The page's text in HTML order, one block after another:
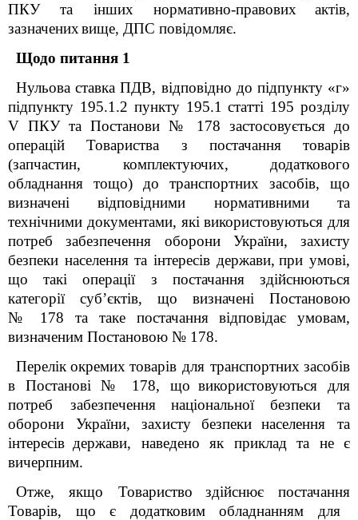
ПКУта інших нормативно-правових
актів,
зазначенихвище, ДПС повідомляє.
Щодо питання 1
Нульова ставка ПДВ, відповідно до підпункту «г»
підпункту 195.1.2 пункту 195.1 статті 195 розділу
V ПКУ та Постанови № 178 застосовується до
операцій Товариства з постачання товарів
(запчастин, комплектуючих, додаткового
обладнання тощо) до транспортних засобів, що
визначені відповідними нормативними та
технічними документами, які використовуються для
потреб забезпечення оборони України, захисту
безпеки населення та інтересів держави, при умові,
що такі операції з постачання здійснюються
категорії суб’єктів, що визначені Постановою
№ 178 та таке постачання відповідає умовам,
визначеним Постановою № 178.
Перелік окремих товарів для транспортних засобів
в Постанові № 178, що використовуються для
потреб забезпечення
національної
безпеки та
оборони України, захисту
безпеки
населення та
інтересів держави, наведено як приклад та не є
вичерпним.
Отже, якщо Товариство здійснює постачання
Товарів, що є додатковим обладнанням для